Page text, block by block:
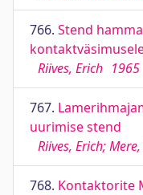
766. Stend
Riives, Erich 1965
767.
uurimise stend
Riives, Erich;
768. Kontaktorite